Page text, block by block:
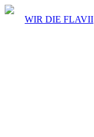
WIR DIE FLAVII